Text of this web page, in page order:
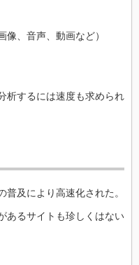
、音声、動画など）
析するには速度も求められ
及により高速化された。
あるサイトも珍しくはない